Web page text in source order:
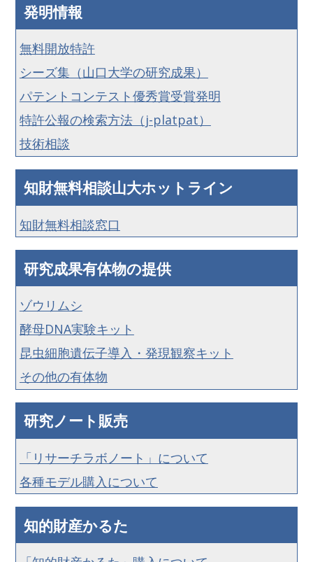
発明情報
無料開放特許
シーズ集（山口大学の研究成果）
パテントコンテスト優秀賞受賞発明
特許公報の検索方法（j-platpat）
技術相談
知財無料相談山大ホットライン
知財無料相談窓口
研究成果有体物の提供
ゾウリムシ
酵母DNA実験キット
昆虫細胞遺伝子導入・発現観察キット
その他の有体物
研究ノート販売
「リサーチラボノート」について
各種モデル購入について
知的財産かるた